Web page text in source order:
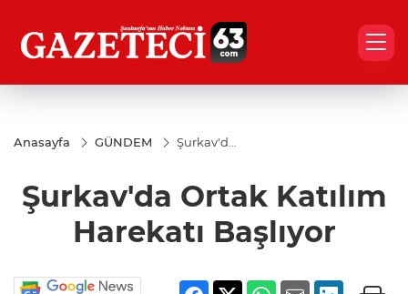
Anasayfa GÜNDEM
Şurkav'da
Harekatı
Başlıyor
Şurkav'da Ortak Katılım
Harekatı Başlıyor